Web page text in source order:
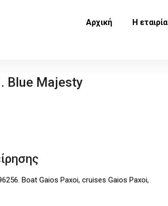
Αρχική Η εταιρία
Blue Majesty
Boat Gaios Paxoi, cruises Gaios Paxoi,